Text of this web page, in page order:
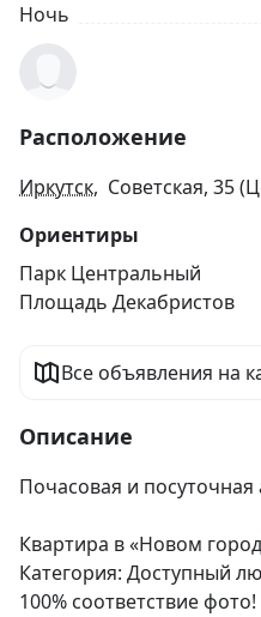
Ночь
Расположение
Иркутск, Советская, 35
Ориентиры
Парк Центральный
Площадь Декабристов
Все объявления на
Описание
Почасовая и посуточная
Квартира в «Новом
Категория: Доступный
100% соответствие фото!